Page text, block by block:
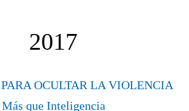
2017
OCULTAR LA VIOLENCIA
Más que Inteligencia